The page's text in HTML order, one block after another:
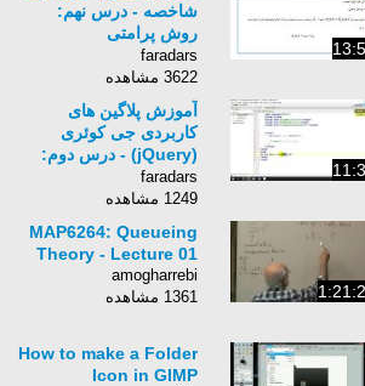
شاخصه - درس نهم:
روش پرامتی
PROMRTHEE
faradars
3622 مشاهده
آموزش پلاگین های
کاربردی جی کوئری
(jQuery) - درس دوم:
پلاگین های متنی (الف)
faradars
1249 مشاهده
MAP6264: Queueing
Theory - Lecture 01
amogharrebi
1361 مشاهده
How to make a Folder
Icon in GIMP